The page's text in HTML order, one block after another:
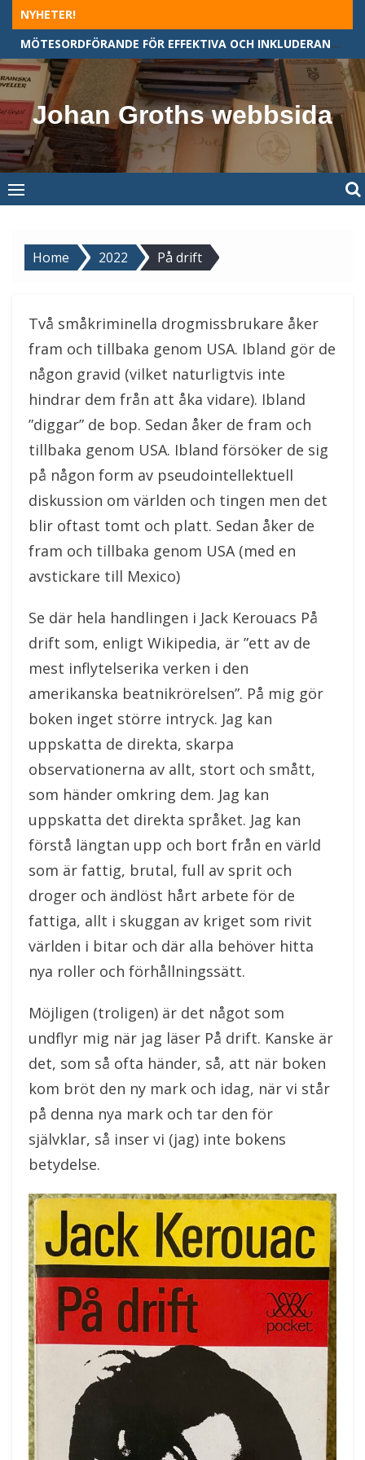
Skip
content
NYHETER!
MÖTESORDFÖRANDE FÖR EFFEKTIVA OCH INKLUDERANDE MÖTEN
Johan Groths webbsida
Home 2022 På drift
Två småkriminella drogmissbrukare åker
fram och tillbaka genom USA. Ibland gör de
någon gravid (vilket naturligtvis inte
hindrar dem från att åka vidare). Ibland
”diggar” de bop. Sedan åker de fram och
tillbaka genom USA. Ibland försöker de sig
på någon form av pseudointellektuell
diskussion om världen och tingen men det
blir oftast tomt och platt. Sedan åker de
fram och tillbaka genom USA (med en
avstickare till Mexico)
Se där hela handlingen i Jack Kerouacs På
drift som, enligt Wikipedia, är ”ett av de
mest inflytelserika verken i den
amerikanska beatnikrörelsen”. På mig gör
boken inget större intryck. Jag kan
uppskatta de direkta, skarpa
observationerna av allt, stort och smått,
som händer omkring dem. Jag kan
uppskatta det direkta språket. Jag kan
förstå längtan upp och bort från en värld
som är fattig, brutal, full av sprit och
droger och ändlöst hårt arbete för de
fattiga, allt i skuggan av kriget som rivit
världen i bitar och där alla behöver hitta
nya roller och förhållningssätt.
Möjligen (troligen) är det något som
undflyr mig när jag läser På drift. Kanske är
det, som så ofta händer, så, att när boken
kom bröt den ny mark och idag, när vi står
på denna nya mark och tar den för
självklar, så inser vi (jag) inte bokens
betydelse.